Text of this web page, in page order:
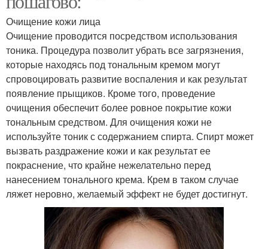
Очищение кожи лица
Очищение проводится посредством использования
тоника. Процедура позволит убрать все загрязнения,
которые находясь под тональным кремом могут
спровоцировать развитие воспаления и как результат
появление прыщиков. Кроме того, проведение
очищения обеспечит более ровное покрытие кожи
тональным средством. Для очищения кожи не
используйте тоник с содержанием спирта. Спирт может
вызвать раздражение кожи и как результат ее
покраснение, что крайне нежелательно перед
нанесением тонального крема. Крем в таком случае
ляжет неровно, желаемый эффект не будет достигнут.